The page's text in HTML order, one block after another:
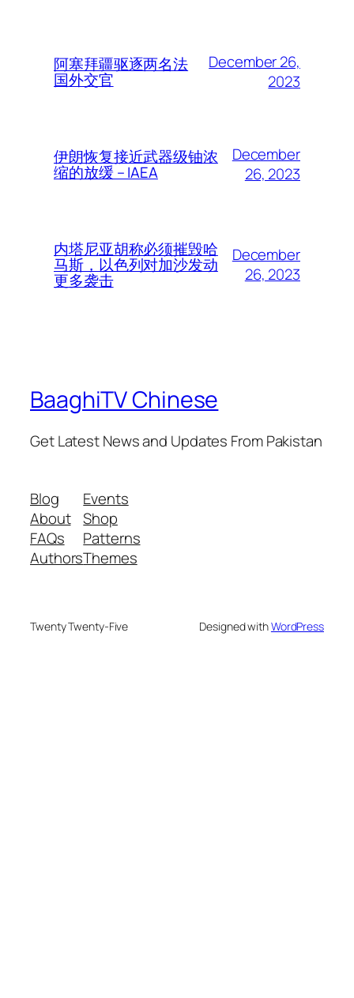
阿塞拜疆驱逐两名法
国外交官
December 26,
2023
伊朗恢复接近武器级铀浓
缩的放缓 – IAEA
December
26, 2023
内塔尼亚胡称必须摧毁哈
马斯，以色列对加沙发动
更多袭击
December
26, 2023
BaaghiTV Chinese
Get Latest News and Updates From Pakistan
Blog
About
FAQs
Authors
Events
Shop
Patterns
Themes
Twenty Twenty-Five Designed withWordPress